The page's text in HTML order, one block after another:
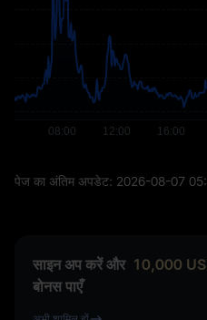
पेज का अंतिम अपडेट: 2026-08-07
साइन अप करें और 10,000
बोनस पाएँ